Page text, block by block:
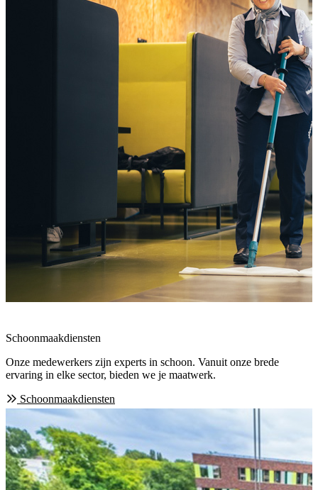
Schoonmaakdiensten
Onze medewerkers zijn experts in schoon. Vanuit onze brede
ervaring in elke sector, bieden we je maatwerk.
Schoonmaakdiensten